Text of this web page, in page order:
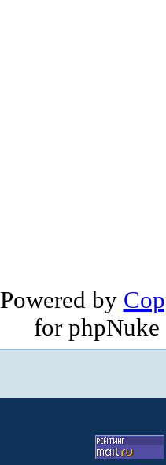
Powered by
for